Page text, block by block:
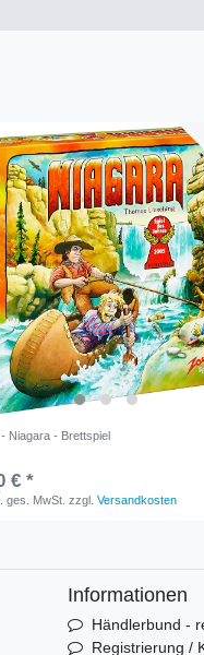
Niagara - Brettspiel
€ *
ges. MwSt. zzgl.Versandkosten
Informationen
Händlerbund -
Registrierung /